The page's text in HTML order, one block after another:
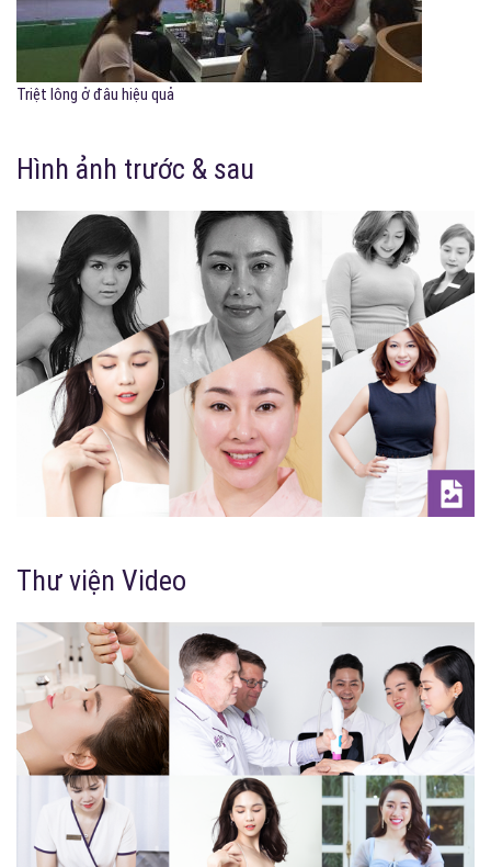
Triệt lông ở đâu hiệu quả
Hình ảnh trước & sau
Thư viện Video